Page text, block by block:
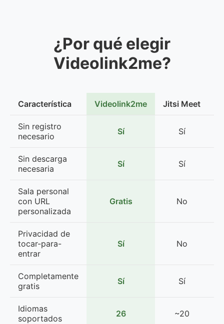
¿Por qué elegir
Videolink2me?
Característica Videolink2me Jitsi Meet
Sin registro
necesario
Sí Sí
Sin descarga
necesaria
Sí Sí
Sala personal
con URL
personalizada
Gratis No
Privacidad de
tocar-para-
entrar
Sí No
Completamente
gratis
Sí Sí
Idiomas
soportados
26 ~20